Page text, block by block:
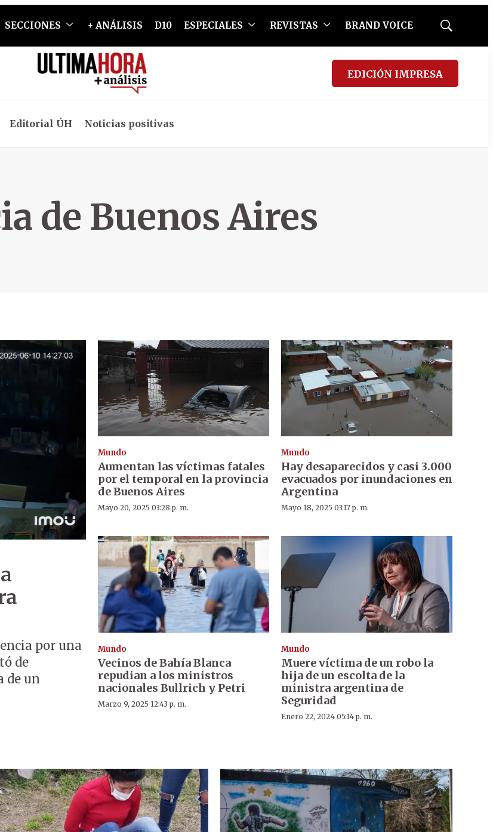
SECCIONES + ANÁLISIS D10 ESPECIALES REVISTAS BRAND VOICE
Mostrar
EDICIÓN IMPRESA
Editorial ÚH Noticias positivas
de Buenos Aires
por una
de
de un
Mundo
Aumentan las víctimas fatales
por el temporal en la provincia
de Buenos Aires
Mayo 20, 2025 03:28 p. m.
Mundo
Hay desaparecidos y casi 3.000
evacuados por inundaciones en
Argentina
Mayo 18, 2025 03:17 p. m.
Mundo
Vecinos de Bahía Blanca
repudian a los ministros
nacionales Bullrich y Petri
Marzo 9, 2025 12:43 p. m.
Mundo
Muere víctima de un robo la
hija de un escolta de la
ministra argentina de
Seguridad
Enero 22, 2024 05:14 p. m.